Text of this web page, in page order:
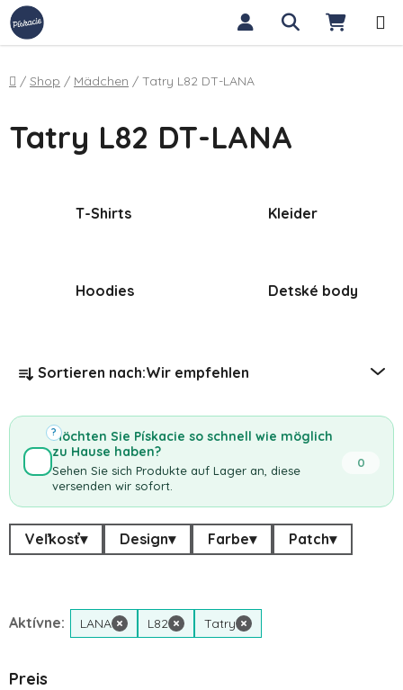
Zum Inhalt springen Suchen
Startseite
/ Shop / Mädchen / Tatry L82 DT-LANA
Tatry L82 DT-LANA
T-Shirts Kleider
Hoodies Detské body
Sortieren nach:Wir empfehlen
Möchten Sie Pískacie so schnell wie möglich
zu Hause haben?
Sehen Sie sich Produkte auf Lager an, diese
versenden wir sofort.
0
?
Veľkosť▾ Design▾ Farbe▾ Patch▾
Aktívne: LANA × L82 × Tatry ×
Preis